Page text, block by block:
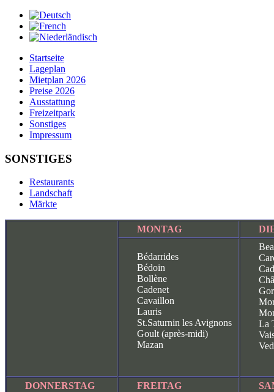
Startseite
Lageplan
Mietplan 2026
Preise 2026
Ausstattung
Freizeitpark
Sonstiges
Impressum
SONSTIGES
Restaurants
Landschaft
Märkte
MONTAG
Bédarrides
Bédoin
Bollène
Cadenet
Cavaillon
Lauris
St.Saturnin les Avignons
Goult (après-midi)
Mazan
La
DONNERSTAG FREITAG